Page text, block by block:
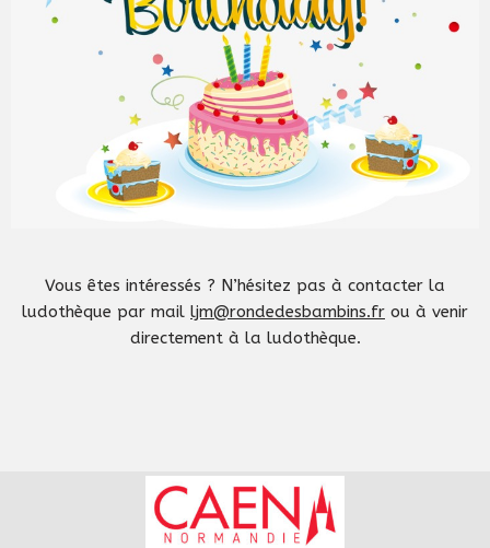
Vous êtes intéressés ? N’hésitez pas à contacter la
ludothèque par mail ljm@rondedesbambins.fr ou à venir
directement à la ludothèque.